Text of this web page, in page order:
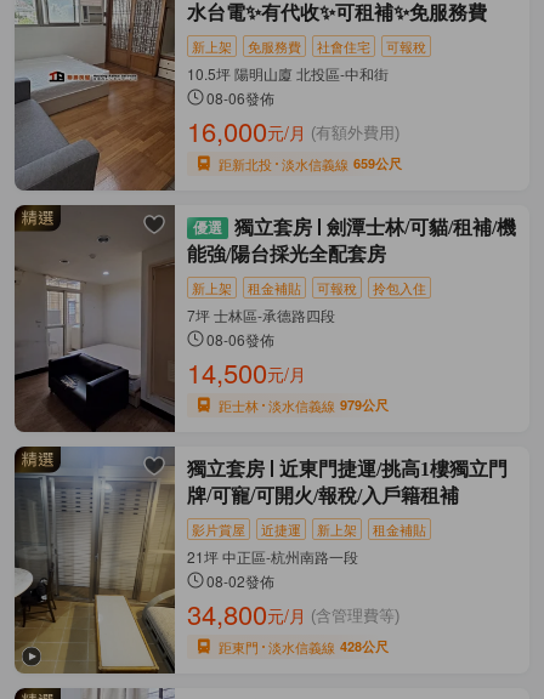
水台電✨有代收✨可租補✨免服務費
新上架 免服務費 社會住宅 可報稅
10.5坪 陽明山廈 北投區-中和街
08-06發佈
16,000元/月 (有額外費用)
距新北投 淡水信義線 659公尺
獨立套房
劍潭士林/可貓/租補/機
能強/陽台採光全配套房
新上架 租金補貼 可報稅 拎包入住
7坪 士林區-承德路四段
08-06發佈
14,500元/月
距士林 淡水信義線 979公尺
獨立套房
近東門捷運/挑高1樓獨立門
牌/可寵/可開火/報稅/入戶籍租補
影片賞屋 近捷運 新上架 租金補貼
21坪 中正區-杭州南路一段
08-02發佈
34,800元/月 (含管理費等)
距東門 淡水信義線 428公尺